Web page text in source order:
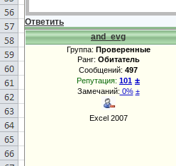
Ответить
and_evg
Группа: Проверенные
Ранг: Обитатель
Сообщений: 497
Репутация: 101 ±
Замечаний: 0% ±
Excel 2007